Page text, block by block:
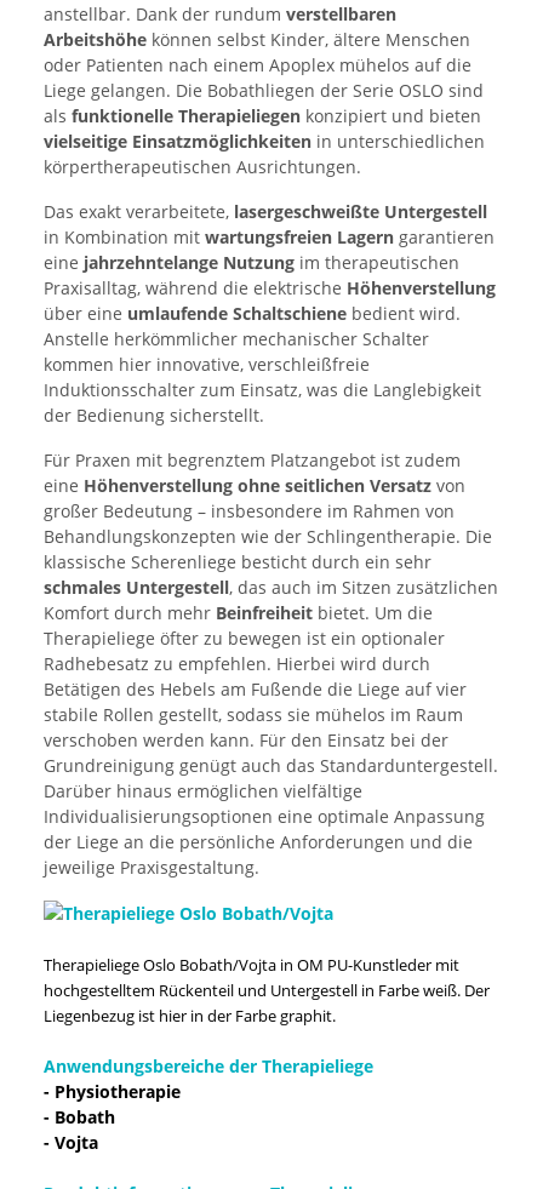
anstellbar. Dank der rundum verstellbaren
Arbeitshöhe können selbst Kinder, ältere Menschen
oder Patienten nach einem Apoplex mühelos auf die
Liege gelangen. Die Bobathliegen der Serie OSLO sind
als funktionelle Therapieliegen konzipiert und bieten
vielseitige Einsatzmöglichkeiten in unterschiedlichen
körpertherapeutischen Ausrichtungen.
Das exakt verarbeitete, lasergeschweißte Untergestell
in Kombination mit wartungsfreien Lagern garantieren
eine jahrzehntelange Nutzung im therapeutischen
Praxisalltag, während die elektrische Höhenverstellung
über eine umlaufende Schaltschiene bedient wird.
Anstelle herkömmlicher mechanischer Schalter
kommen hier innovative, verschleißfreie
Induktionsschalter zum Einsatz, was die Langlebigkeit
der Bedienung sicherstellt.
Für Praxen mit begrenztem Platzangebot ist zudem
eine Höhenverstellung ohne seitlichen Versatz von
großer Bedeutung – insbesondere im Rahmen von
Behandlungskonzepten wie der Schlingentherapie. Die
klassische Scherenliege besticht durch ein sehr
schmales Untergestell, das auch im Sitzen zusätzlichen
Komfort durch mehr Beinfreiheit bietet. Um die
Therapieliege öfter zu bewegen ist ein optionaler
Radhebesatz zu empfehlen. Hierbei wird durch
Betätigen des Hebels am Fußende die Liege auf vier
stabile Rollen gestellt, sodass sie mühelos im Raum
verschoben werden kann. Für den Einsatz bei der
Grundreinigung genügt auch das Standarduntergestell.
Darüber hinaus ermöglichen vielfältige
Individualisierungsoptionen eine optimale Anpassung
der Liege an die persönliche Anforderungen und die
jeweilige Praxisgestaltung.
Therapieliege Oslo Bobath/Vojta in OM PU-Kunstleder mit
hochgestelltem Rückenteil und Untergestell in Farbe weiß. Der
Liegenbezug ist hier in der Farbe graphit.
Anwendungsbereiche der Therapieliege
- Physiotherapie
- Bobath
- Vojta